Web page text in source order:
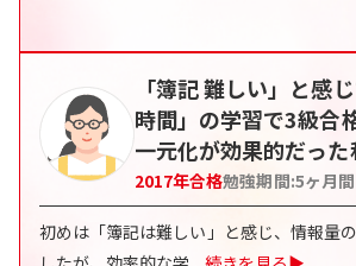
「簿記 難しい」と感
時間」の学習で3級合
一元化が効果的だっ
2017年合格勉強期間:5ヶ月間
初めは「簿記は難しい」と感じ、情報量